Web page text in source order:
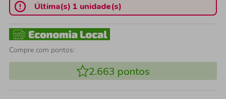
Última(s) 1 unidade(s)
Compre com pontos:
2.663 pontos